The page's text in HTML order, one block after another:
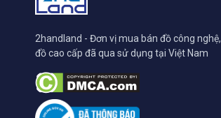
2handland - Đơn vị mua bán đồ công nghệ,
đồ cao cấp đã qua sử dụng tại Việt Nam